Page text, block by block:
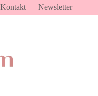
Kontakt Newsletter